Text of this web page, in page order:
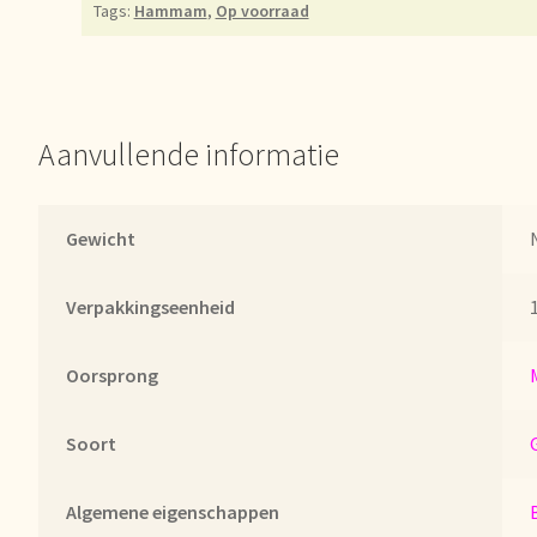
Unsere Vision von Tee Versand und Lieferung
Tags: Hammam, Op voorraad
Aanvullende informatie
Gewicht
Verpakkingseenheid
Oorsprong
Soort
Algemene eigenschappen